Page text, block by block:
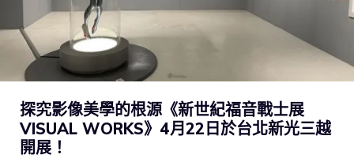
探究影像美學的根源《新世紀福音戰士展
VISUAL WORKS》4月22日於台北新光三越
開展！